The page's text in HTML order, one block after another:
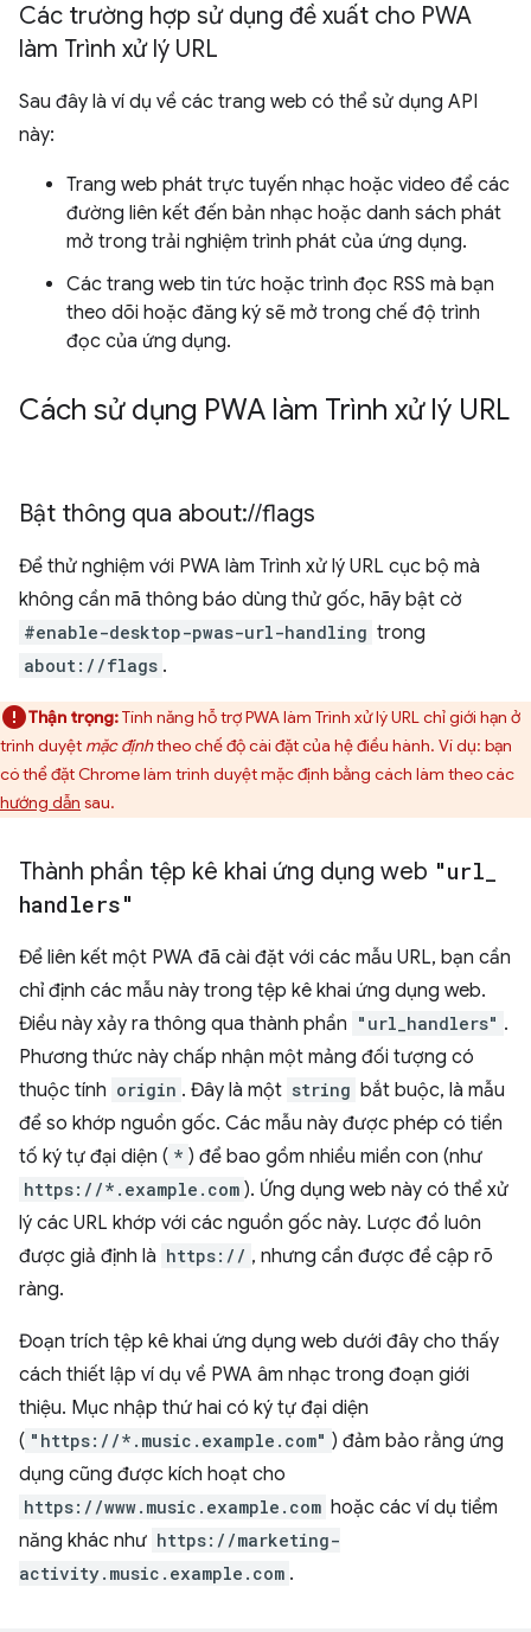
Các trường hợp sử dụng đề xuất cho PWA
làm Trình xử lý URL
Sau đây là ví dụ về các trang web có thể sử dụng API
này:
Trang web phát trực tuyến nhạc hoặc video để các
đường liên kết đến bản nhạc hoặc danh sách phát
mở trong trải nghiệm trình phát của ứng dụng.
Các trang web tin tức hoặc trình đọc RSS mà bạn
theo dõi hoặc đăng ký sẽ mở trong chế độ trình
đọc của ứng dụng.
Cách sử dụng PWA làm Trình xử lý URL
Bật thông qua about://flags
Để thử nghiệm với PWA làm Trình xử lý URL cục bộ mà
không cần mã thông báo dùng thử gốc, hãy bật cờ
#enable-desktop-pwas-url-handling trong
about://flags .
Thận trọng:Tính năng hỗ trợ PWA làm Trình xử lý URL chỉ giới hạn ở
trình duyệt mặc địnhtheo chế độ cài đặt của hệ điều hành. Ví dụ: bạn
có thể đặt Chrome làm trình duyệt mặc định bằng cách làm theo các
hướng dẫn sau.
Thành phần tệp kê khai ứng dụng web "url
handlers"
Để liên kết một PWA đã cài đặt với các mẫu URL, bạn cần
chỉ định các mẫu này trong tệp kê khai ứng dụng web.
Điều này xảy ra thông qua thành phần "url_handlers" .
Phương thức này chấp nhận một mảng đối tượng có
thuộc tính origin . Đây là một string bắt buộc, là mẫu
để so khớp nguồn gốc. Các mẫu này được phép có tiền
tố ký tự đại diện ( * ) để bao gồm nhiều miền con (như
https://*.example.com ). Ứng dụng web này có thể xử
lý các URL khớp với các nguồn gốc này. Lược đồ luôn
được giả định là https:// , nhưng cần được đề cập rõ
ràng.
Đoạn trích tệp kê khai ứng dụng web dưới đây cho thấy
cách thiết lập ví dụ về PWA âm nhạc trong đoạn giới
thiệu. Mục nhập thứ hai có ký tự đại diện
( "https://*.music.example.com" ) đảm bảo rằng ứng
dụng cũng được kích hoạt cho
https://www.music.example.com hoặc các ví dụ tiềm
năng khác như https://marketing-
activity.music.example.com .